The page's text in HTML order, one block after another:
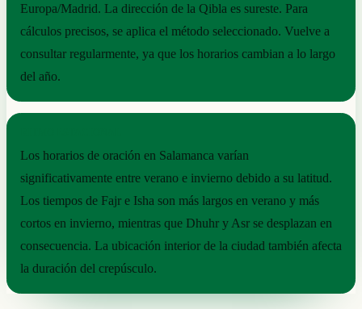
Europa/Madrid. La dirección de la Qibla es sureste. Para
cálculos precisos, se aplica el método seleccionado. Vuelve a
consultar regularmente, ya que los horarios cambian a lo largo
del año.
Los horarios de oración en Salamanca varían
significativamente entre verano e invierno debido a su latitud.
Los tiempos de Fajr e Isha son más largos en verano y más
cortos en invierno, mientras que Dhuhr y Asr se desplazan en
consecuencia. La ubicación interior de la ciudad también afecta
la duración del crepúsculo.